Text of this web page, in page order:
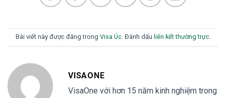
Bài viết này được đăng trong Visa Úc. Đánh dấu liên kết thường trực.
VISAONE
VisaOne với hơn 15 năm kinh nghiệm trong